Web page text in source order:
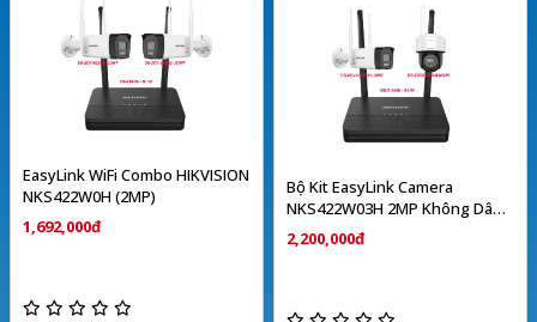
EasyLink WiFi Combo HIKVISION
NKS422W0H (2MP)
1,692,000đ
Bộ Kit EasyLink Camera
NKS422W03H 2MP Không Dây
HIKVISION
2,200,000đ